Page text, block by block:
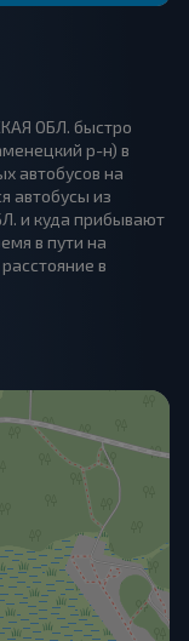
ОБЛ. быстро
р-н) в
автобусов на
автобусы из
и куда прибывают
в пути на
в